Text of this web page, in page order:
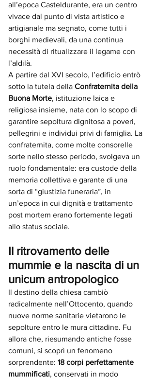
all’epoca Casteldurante, era un centro
vivace dal punto di vista artistico e
artigianale ma segnato, come tutti i
borghi medievali, da una continua
necessità di ritualizzare il legame con
l’aldilà.
A partire dal XVI secolo, l’edificio entrò
sotto la tutela della Confraternita della
Buona Morte, istituzione laica e
religiosa insieme, nata con lo scopo di
garantire sepoltura dignitosa a poveri,
pellegrini e individui privi di famiglia. La
confraternita, come molte consorelle
sorte nello stesso periodo, svolgeva un
ruolo fondamentale: era custode della
memoria collettiva e garante di una
sorta di “giustizia funeraria”, in
un’epoca in cui dignità e trattamento
post mortem erano fortemente legati
allo status sociale.
Il ritrovamento delle
mummie e la nascita di un
unicum antropologico
Il destino della chiesa cambiò
radicalmente nell’Ottocento, quando
nuove norme sanitarie vietarono le
sepolture entro le mura cittadine. Fu
allora che, riesumando antiche fosse
comuni, si scoprì un fenomeno
sorprendente: 18 corpi perfettamente
mummificati, conservati in modo